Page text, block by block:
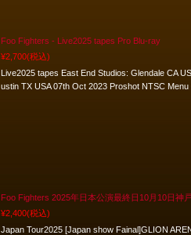
Foo Fighters - Live2025 tapes Pro Blu-ray
¥2,700(税込)
Live2025 tapes East End Studios: Glendale CA
ustin TX USA 07th Oct 2023 Proshot NTSC
Foo Fighters 2025年日本公演最終日10月10日神
¥2,400(税込)
Japan Tour2025 [Japan show Fainal]GLION